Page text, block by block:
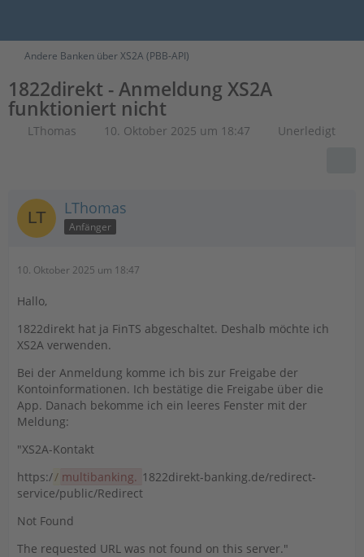
Andere Banken über XS2A (PBB-API)
1822direkt - Anmeldung XS2A
funktioniert nicht
LThomas 10. Oktober 2025 um 18:47 Unerledigt
LThomas
Anfänger
10. Oktober 2025 um 18:47
Hallo,
1822direkt hat ja FinTS abgeschaltet. Deshalb möchte ich
XS2A verwenden.
Bei der Anmeldung komme ich bis zur Freigabe der
Kontoinformationen. Ich bestätige die Freigabe über die
App. Danach bekomme ich ein leeres Fenster mit der
Meldung:
"XS2A-Kontakt
https:// multibanking. 1822direkt-banking.de/redirect-
service/public/Redirect
Not Found
The requested URL was not found on this server."